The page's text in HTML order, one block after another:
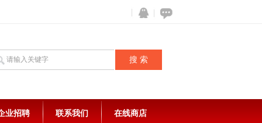
业招聘 联系我们 在线商店